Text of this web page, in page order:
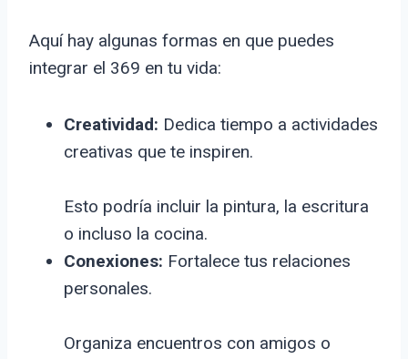
Aquí hay algunas formas en que puedes
integrar el 369 en tu vida:
Creatividad: Dedica tiempo a actividades
creativas que te inspiren.
Esto podría incluir la pintura, la escritura
o incluso la cocina.
Conexiones: Fortalece tus relaciones
personales.
Organiza encuentros con amigos o